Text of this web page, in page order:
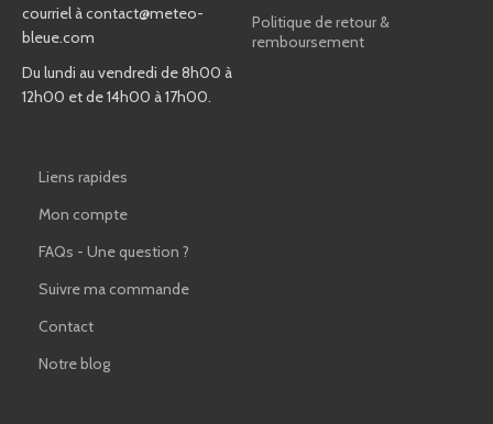
courriel àcontact@meteo-
bleue.com
Du lundi au vendredi de 8h00 à
12h00 et de 14h00 à 17h00.
Politique de retour &
remboursement
Liens rapides
Mon compte
FAQs - Une question ?
Suivre ma commande
Contact
Notre blog